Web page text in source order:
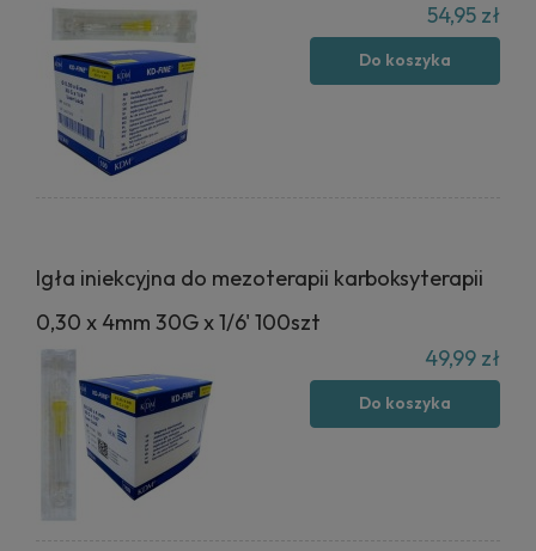
54,95 zł
Do koszyka
Igła iniekcyjna do mezoterapii karboksyterapii
0,30 x 4mm 30G x 1/6' 100szt
49,99 zł
Do koszyka